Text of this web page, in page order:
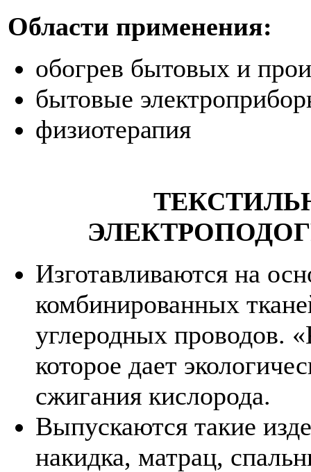
Области применения:
обогрев бытовых и
бытовые
физиотерапия
Изготавливаются на
комбинированных
углеродных проводов.
которое дает
сжигания кислорода.
Выпускаются такие
накидка, матрац,